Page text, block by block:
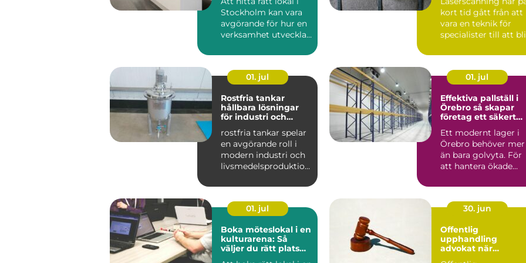
Stockholm kan vara
avgörande för hur en
verksamhet utvecklas
kort tid gått från att
vara en teknik för
specialister till att bli
01. jul
Rostfria tankar
hållbara lösningar
för industri och
rostfria tankar spelar
en avgörande roll i
modern industri och
livsmedelsproduktion.
01. jul
Effektiva pallställ i
Örebro så skapar
företag ett säkert
Ett modernt lager i
Örebro behöver mer
än bara golvyta. För
att hantera ökade
01. jul
Boka möteslokal i en
kulturarena: Så
väljer du rätt plats
30. jun
Offentlig
upphandling
advokat när